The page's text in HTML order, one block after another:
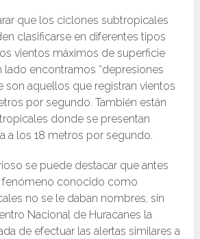
que los ciclones subtropicales
clasificarse en diferentes tipos
vientos máximos de superficie
lado encontramos “depresiones
son aquellos que registran vientos
por segundo. También están
donde se presentan
a los 18 metros por segundo.
se puede destacar que antes
fenómeno conocido como
no se le daban nombres, sin
Nacional de Huracanes la
de efectuar las alertas similares a